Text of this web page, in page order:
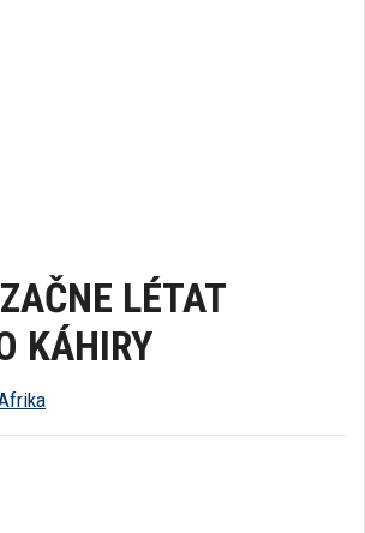
LÉTAT
KÁHIRY